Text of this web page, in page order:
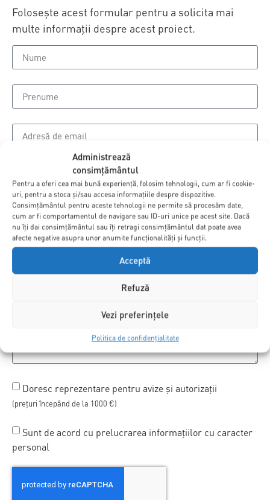
Administrează
consimțământul
Pentru a oferi cea mai bună experiență, folosim tehnologii, cum ar fi cookie-
uri, pentru a stoca și/sau accesa informațiile despre dispozitive.
Consimțământul pentru aceste tehnologii ne permite să procesăm date,
cum ar fi comportamentul de navigare sau ID-uri unice pe acest site. Dacă
nu îți dai consimțământul sau îți retragi consimțământul dat poate avea
afecte negative asupra unor anumite funcționalități și funcții.
Acceptă
Refuză
Vezi preferințele
Politica de confidențialitate
Folosește acest formular pentru a solicita mai
multe informații despre acest proiect.
Doresc reprezentare pentru avize și autorizații
(prețuri începând de la 1000 €)
Sunt de acord cu prelucrarea informațiilor cu caracter
personal